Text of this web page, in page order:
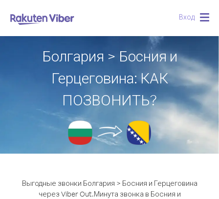
Вход
Болгария > Босния и
Герцеговина: КАК
ПОЗВОНИТЬ?
Выгодные звонки Болгария > Босния и Герцеговина
через Viber Out.Минута звонка в Босния и